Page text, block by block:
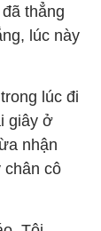
thẳng
lúc này
lúc đi
giây ở
nhận
chân cô